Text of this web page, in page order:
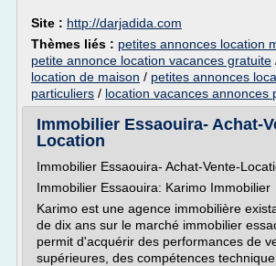
Site : http://darjadida.com
Thèmes liés : petites annonces location
petite annonce location vacances gratuite
location de maison / petites annonces
particuliers / location vacances annonces
Immobilier Essaouira- Achat-
Location
Immobilier Essaouira- Achat-Vente-
Immobilier Essaouira: Karimo Immobilier
Karimo est une agence immobilière
de dix ans sur le marché immobilier
permit d'acquérir des performances de
supérieures, des compétences